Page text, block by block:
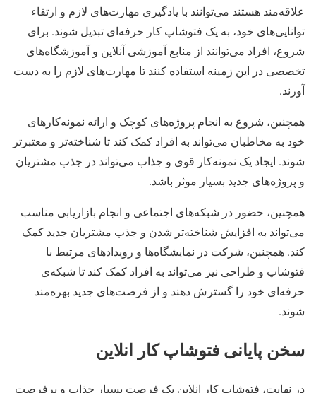
علاقه‌مند هستند می‌توانند با یادگیری مهارت‌های لازم و ارتقاء
توانایی‌های خود، به یک فتوشاپ کار حرفه‌ای تبدیل شوند. برای
شروع، افراد می‌توانند از منابع آموزشی آنلاین و آموزشگاه‌های
تخصصی در این زمینه استفاده کنند تا مهارت‌های لازم را به دست
آورند.
همچنین، شروع به انجام پروژه‌های کوچک و ارائه نمونه‌کارهای
خود به مخاطبان می‌تواند به افراد کمک کند تا شناخته‌تر و معتبرتر
شوند. ایجاد یک نمونه‌کار قوی و جذاب می‌تواند در جذب مشتریان
و پروژه‌های جدید بسیار موثر باشد.
همچنین، حضور در شبکه‌های اجتماعی و انجام بازاریابی مناسب
می‌تواند به افزایش شناخته‌تر شدن و جذب مشتریان جدید کمک
کند. همچنین، شرکت در نمایشگاه‌ها و رویدادهای مرتبط با
فتوشاپ و طراحی نیز می‌تواند به افراد کمک کند تا شبکه‌ی
حرفه‌ای خود را گسترش دهند و از فرصت‌های جدید بهره‌مند
شوند.
سخن پایانی فتوشاپ کار انلاین
در نهایت، فتوشاپ کار انلاین یک فرصت بسیار جذاب و پرفرصت